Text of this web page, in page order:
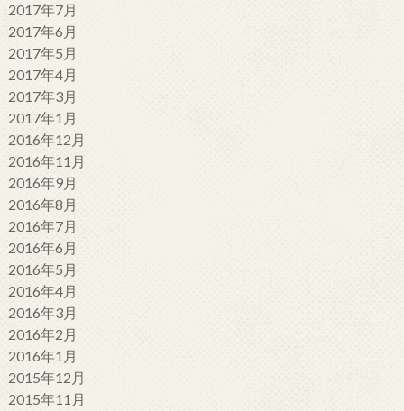
2017年7月
2017年6月
2017年5月
2017年4月
2017年3月
2017年1月
2016年12月
2016年11月
2016年9月
2016年8月
2016年7月
2016年6月
2016年5月
2016年4月
2016年3月
2016年2月
2016年1月
2015年12月
2015年11月